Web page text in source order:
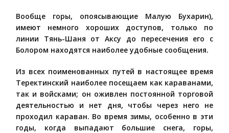
Вообще горы, опоясывающие Малую Бухарин),
имеют немного хороших доступов, только по
линии Тянь-Шаня от Аксу до пересечения его с
Болором находятся наиболее удобные сообщения.
Из всех поименованных путей в настоящее время
Теректинский наиболее посещаем как караванами,
так и войсками; он оживлен постоянной торговой
деятельностью и нет дня, чтобы через него не
проходил караван. Во время зимы, особенно в эти
годы, когда выпадают большие снега, горы,